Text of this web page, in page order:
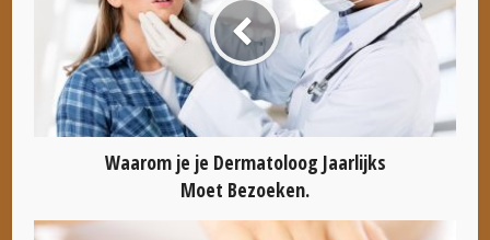
Waarom je je Dermatoloog Jaarlijks
Moet Bezoeken.